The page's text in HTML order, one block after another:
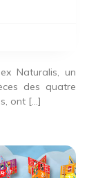
Naturalis, un
des quatre
ont […]